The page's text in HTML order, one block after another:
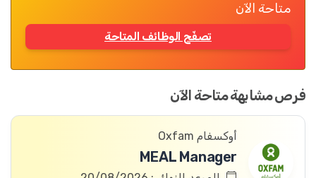
متاحة الآن
تصفّح الوظائف المتاحة
فرص مشابهة متاحة الآن
أوكسفام Oxfam
MEAL Manager